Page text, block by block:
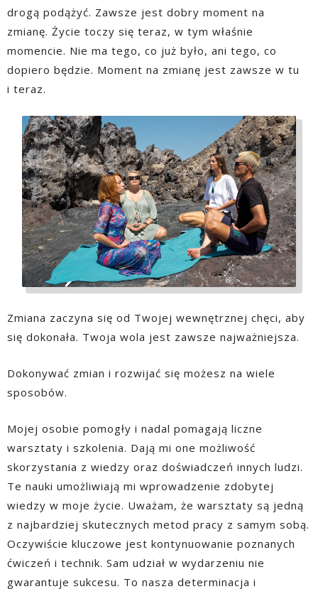
drogą podążyć. Zawsze jest dobry moment na
zmianę. Życie toczy się teraz, w tym właśnie
momencie. Nie ma tego, co już było, ani tego, co
dopiero będzie. Moment na zmianę jest zawsze w tu
i teraz.
Zmiana zaczyna się od Twojej wewnętrznej chęci, aby
się dokonała. Twoja wola jest zawsze najważniejsza.
Dokonywać zmian i rozwijać się możesz na wiele
sposobów.
Mojej osobie pomogły i nadal pomagają liczne
warsztaty i szkolenia. Dają mi one możliwość
skorzystania z wiedzy oraz doświadczeń innych ludzi.
Te nauki umożliwiają mi wprowadzenie zdobytej
wiedzy w moje życie. Uważam, że warsztaty są jedną
z najbardziej skutecznych metod pracy z samym sobą.
Oczywiście kluczowe jest kontynuowanie poznanych
ćwiczeń i technik. Sam udział w wydarzeniu nie
gwarantuje sukcesu. To nasza determinacja i